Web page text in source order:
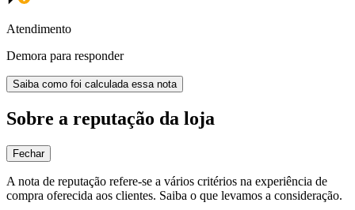
Atendimento
Demora para responder
Saiba como foi calculada essa nota
Sobre a reputação da loja
Fechar
A nota de reputação refere-se a vários critérios na experiência de
compra oferecida aos clientes. Saiba o que levamos a consideração.